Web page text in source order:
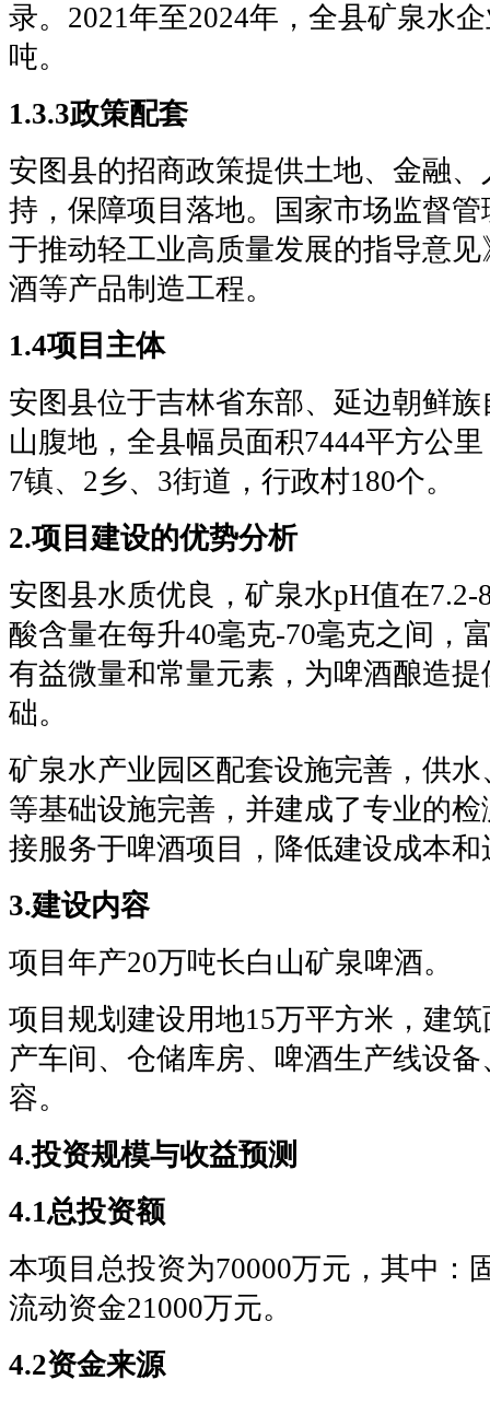
录。2021年至2024年，全县矿泉水
吨。
1.3.3政策配套
安图县的招商政策提供土地、金融
持，保障项目落地。国家市场监督
于推动轻工业高质量发展的指导意
酒等产品制造工程。
1.4项目主体
安图县位于吉林省东部、延边朝鲜
山腹地，全县幅员面积7444平方公
7镇、2乡、3街道，行政村180个。
2.项目建设的优势分析
安图县水质优良，矿泉水pH值在
酸含量在每升40毫克-70毫克之间，
有益微量和常量元素，为啤酒酿造
础。
矿泉水产业园区配套设施完善，供
等基础设施完善，并建成了专业的
接服务于啤酒项目，降低建设成本
3.建设内容
项目年产20万吨长白山矿泉啤酒。
项目规划建设用地15万平方米，建
产车间、仓储库房、啤酒生产线设
容。
4.投资规模与收益预测
4.1总投资额
本项目总投资为70000万元，其中：
流动资金21000万元。
4.2资金来源